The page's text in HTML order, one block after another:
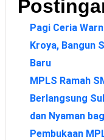
Pagi Ceria
Kroya, Bangun
Baru
MPLS Ramah
Berlangsung
dan Nyaman
Pembukaan